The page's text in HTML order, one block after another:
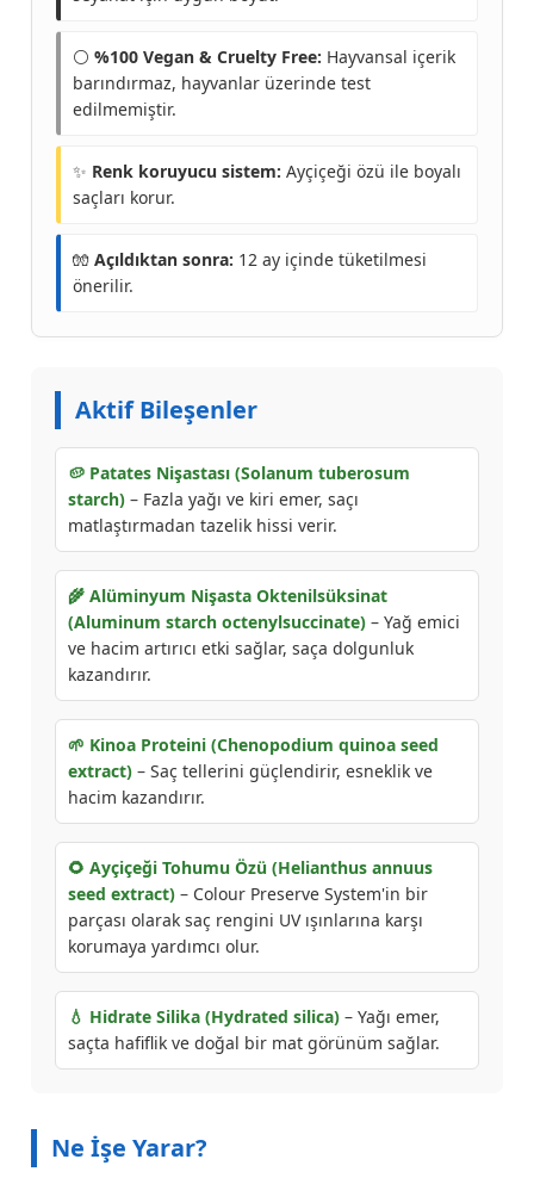
⚪ %100 Vegan & Cruelty Free: Hayvansal içerik
barındırmaz, hayvanlar üzerinde test
edilmemiştir.
✨ Renk koruyucu sistem: Ayçiçeği özü ile boyalı
saçları korur.
🧤 Açıldıktan sonra: 12 ay içinde tüketilmesi
önerilir.
Aktif Bileşenler
🥔 Patates Nişastası (Solanum tuberosum
starch) – Fazla yağı ve kiri emer, saçı
matlaştırmadan tazelik hissi verir.
🌾 Alüminyum Nişasta Oktenilsüksinat
(Aluminum starch octenylsuccinate) – Yağ emici
ve hacim artırıcı etki sağlar, saça dolgunluk
kazandırır.
🌱 Kinoa Proteini (Chenopodium quinoa seed
extract) – Saç tellerini güçlendirir, esneklik ve
hacim kazandırır.
🌻 Ayçiçeği Tohumu Özü (Helianthus annuus
seed extract) – Colour Preserve System'in bir
parçası olarak saç rengini UV ışınlarına karşı
korumaya yardımcı olur.
💧 Hidrate Silika (Hydrated silica) – Yağı emer,
saçta hafiflik ve doğal bir mat görünüm sağlar.
Ne İşe Yarar?